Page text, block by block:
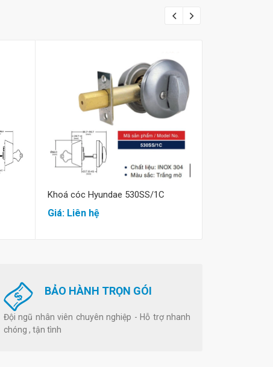
Mua hàng
Khoá cóc Hyundae 530SS/1C
Giá: Liên hệ
BẢO HÀNH TRỌN GÓI
Đội ngũ nhân viên chuyên nghiệp - Hỗ trợ nhanh
chóng , tận tình